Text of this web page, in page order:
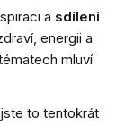
a sdílení
energii a
mluví
to tentokrát